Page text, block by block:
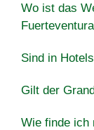
Wo ist das
Sind in
Gilt der
Wie finde ich